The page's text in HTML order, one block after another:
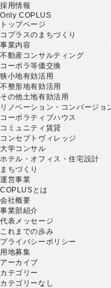
採用情報
Only COPLUS
トップページ
コプラスのまちづくり
事業内容
不動産コンサルティング
コーポラ等価交換
狭小地有効活用
不整形地有効活用
その他土地有効活用
リノベーション・コンバージョ
コーポラティブハウス
コミュニティ賃貸
コンセプトヴィレッジ
大学コンサル
ホテル・オフィス・住宅設計
まちづくり
運営事業
COPLUSとは
会社概要
事業部紹介
代表メッセージ
これまでの歩み
プライバシーポリシー
用地募集
アーカイブ
カテゴリー
カテゴリーなし